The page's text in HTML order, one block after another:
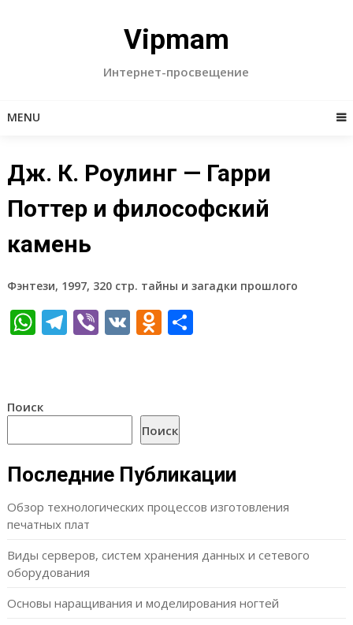
Vipmam
Интернет-просвещение
MENU
Дж. К. Роулинг — Гарри
Поттер и философский
камень
Фэнтези, 1997, 320 стр. тайны и загадки прошлого
WhatsApp
Telegram
Viber
VKOdnoklassniki
Отправить
Поиск
Поиск
Последние Публикации
Обзор технологических процессов изготовления
печатных плат
Виды серверов, систем хранения данных и сетевого
оборудования
Основы наращивания и моделирования ногтей